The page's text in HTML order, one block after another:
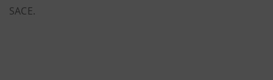
SACE.